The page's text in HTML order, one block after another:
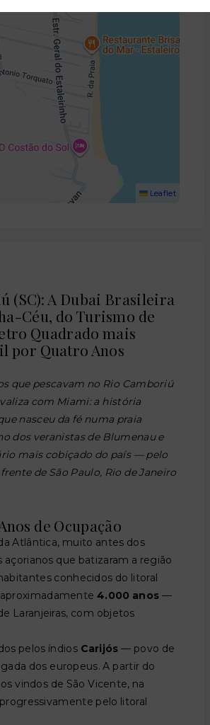
Leaflet
(SC): A Dubai Brasileira
Céu, do Turismo de
Quadrado mais
por Quatro Anos
que pescavam no Rio Camboriú
com Miami: a história
nasceu da fé numa praia
dos veranistas de Blumenau e
mais cobiçado do país — pelo
de São Paulo, Rio de Janeiro
de Ocupação
Atlântica, muito antes dos
que batizaram a região
conhecidos do litoral
4.000 anos —
Laranjeiras, com objetos
pelos índios Carijós — povo de
dos europeus. A partir do
vindos de São Vicente, na
pelo litoral